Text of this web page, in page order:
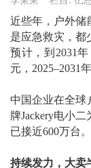
近些年，户外储
是应急救灾，都
预计，到2031
元，2025–2031
中国企业在全球
牌Jackery电小
已接近600万台。
持续发力，大卖